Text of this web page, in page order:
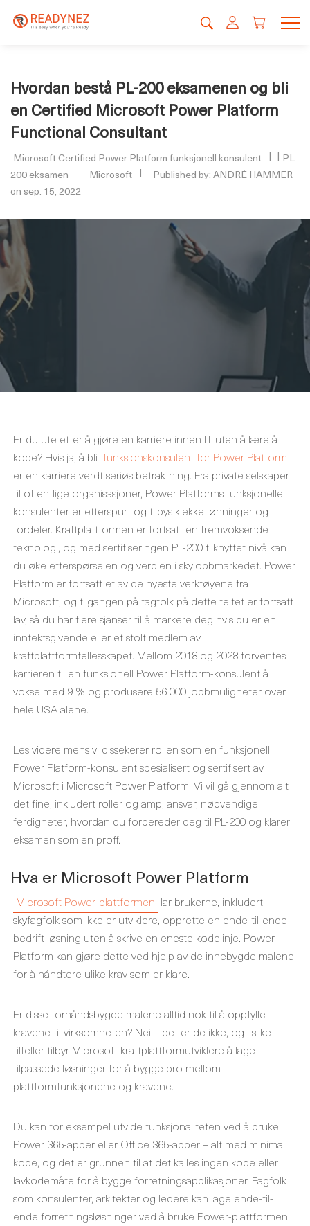
Hvordan bestå PL-200 eksamenen og bli
en Certified Microsoft Power Platform
Functional Consultant
Microsoft Certified Power Platform funksjonell konsulent
PL-
200 eksamen
Microsoft
Published by: ANDRÉ HAMMER
on sep. 15, 2022
Er du ute etter å gjøre en karriere innen IT uten å lære å
kode? Hvis ja, å bli funksjonskonsulent for Power Platform
er en karriere verdt seriøs betraktning. Fra private selskaper
til offentlige organisasjoner, Power Platforms funksjonelle
konsulenter er etterspurt og tilbys kjekke lønninger og
fordeler. Kraftplattformen er fortsatt en fremvoksende
teknologi, og med sertifiseringen PL-200 tilknyttet nivå kan
du øke etterspørselen og verdien i skyjobbmarkedet. Power
Platform er fortsatt et av de nyeste verktøyene fra
Microsoft, og tilgangen på fagfolk på dette feltet er fortsatt
lav, så du har flere sjanser til å markere deg hvis du er en
inntektsgivende eller et stolt medlem av
kraftplattformfellesskapet. Mellom 2018 og 2028 forventes
karrieren til en funksjonell Power Platform-konsulent å
vokse med 9 % og produsere 56 000 jobbmuligheter over
hele USA alene.
Les videre mens vi dissekerer rollen som en funksjonell
Power Platform-konsulent spesialisert og sertifisert av
Microsoft i Microsoft Power Platform. Vi vil gå gjennom alt
det fine, inkludert roller og amp; ansvar, nødvendige
ferdigheter, hvordan du forbereder deg til PL-200 og klarer
eksamen som en proff.
Hva er Microsoft Power Platform
Microsoft Power-plattformen lar brukerne, inkludert
skyfagfolk som ikke er utviklere, opprette en ende-til-ende-
bedrift løsning uten å skrive en eneste kodelinje. Power
Platform kan gjøre dette ved hjelp av de innebygde malene
for å håndtere ulike krav som er klare.
Er disse forhåndsbygde malene alltid nok til å oppfylle
kravene til virksomheten? Nei – det er de ikke, og i slike
tilfeller tilbyr Microsoft kraftplattformutviklere å lage
tilpassede løsninger for å bygge bro mellom
plattformfunksjonene og kravene.
Du kan for eksempel utvide funksjonaliteten ved å bruke
Power 365-apper eller Office 365-apper – alt med minimal
kode, og det er grunnen til at det kalles ingen kode eller
lavkodemåte for å bygge forretningsapplikasjoner. Fagfolk
som konsulenter, arkitekter og ledere kan lage ende-til-
ende forretningsløsninger ved å bruke Power-plattformen.